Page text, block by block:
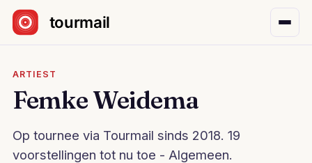
Sla navigatie over
ARTIEST
Femke Weidema
Op tournee via Tourmail sinds 2018. 19
voorstellingen tot nu toe - Algemeen.